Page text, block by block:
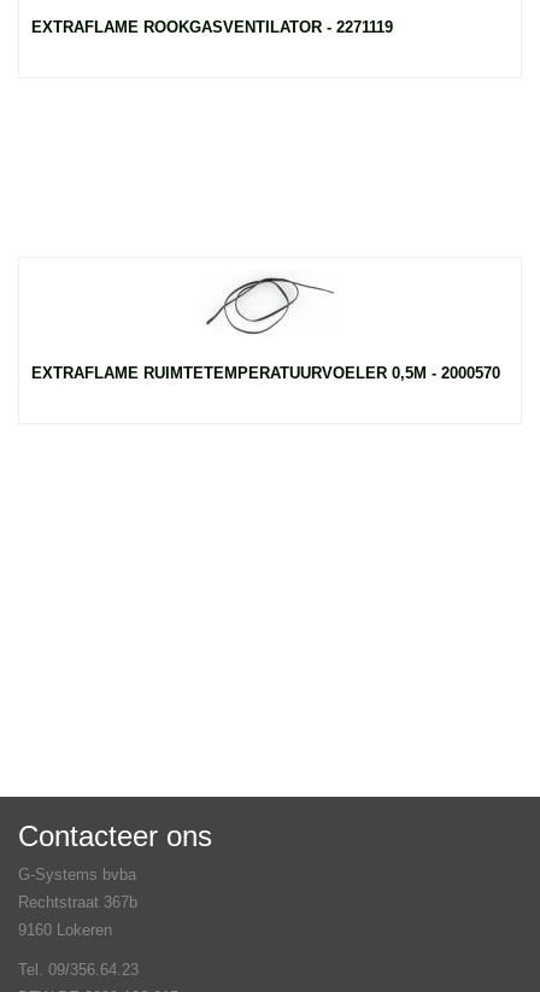
EXTRAFLAME ROOKGASVENTILATOR - 2271119
EXTRAFLAME RUIMTETEMPERATUURVOELER 0,5M - 2000570
Contacteer ons
G-Systems bvba
Rechtstraat 367b
9160 Lokeren
Tel. 09/356.64.23